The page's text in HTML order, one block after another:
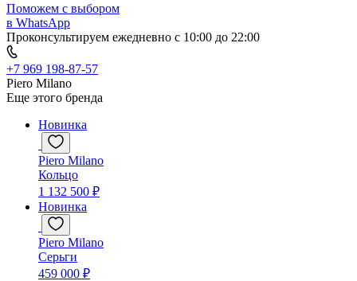
Поможем с выбором
в WhatsApp
Проконсультируем ежедневно с 10:00 до 22:00
+7 969 198-87-57
Piero Milano
Еще этого бренда
Новинка
Piero Milano
Кольцо
1 132 500 ₽
Новинка
Piero Milano
Серьги
459 000 ₽